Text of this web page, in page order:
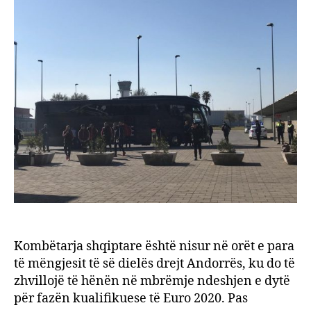
Kombëtarja shqiptare është nisur në orët e para
të mëngjesit të së dielës drejt Andorrës, ku do të
zhvillojë të hënën në mbrëmje ndeshjen e dytë
për fazën kualifikuese të Euro 2020. Pas